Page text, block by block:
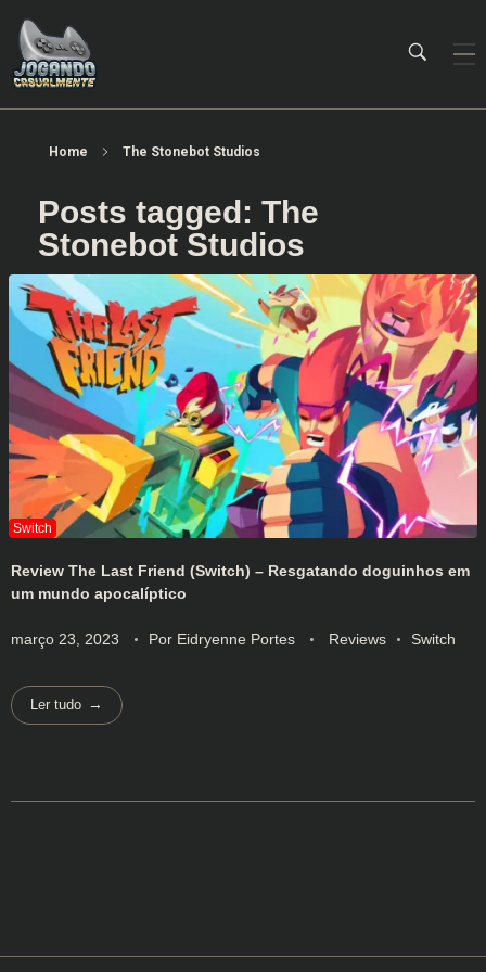
Home The Stonebot Studios
Posts tagged: The
Stonebot Studios
Review The Last Friend (Switch) – Resgatando doguinhos em
um mundo apocalíptico
março 23, 2023 Por Eidryenne Portes Reviews Switch
Ler tudo